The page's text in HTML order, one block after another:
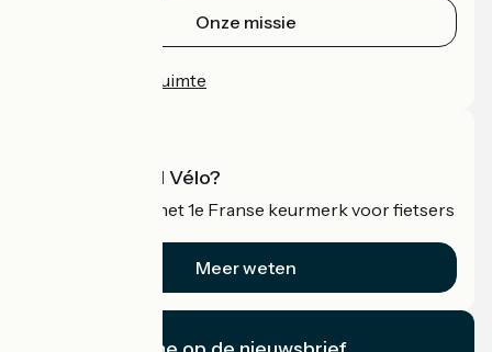
Onze missie
Professionele ruimte
Wat is Accueil Vélo?
Accueil Vélo is het 1e Franse keurmerk voor fietsers
Meer weten